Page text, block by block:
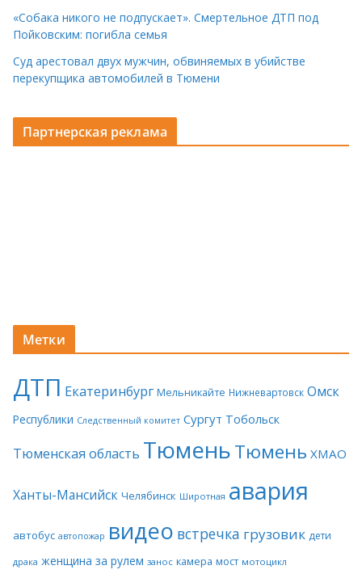
«Собака никого не подпускает». Смертельное ДТП под
Пойковским: погибла семья
Суд арестовал двух мужчин, обвиняемых в убийстве
перекупщика автомобилей в Тюмени
Партнерская реклама
Метки
ДТП Екатеринбург Мельникайте Нижневартовск Омск
Республики Следственный комитет Сургут Тобольск
Тюменская область ТюменьТюмень ХМАО
Ханты-Мансийск Челябинск Широтная авария
автобус автопожар видео встречка грузовик дети
драка женщина за рулем занос камера мост мотоцикл